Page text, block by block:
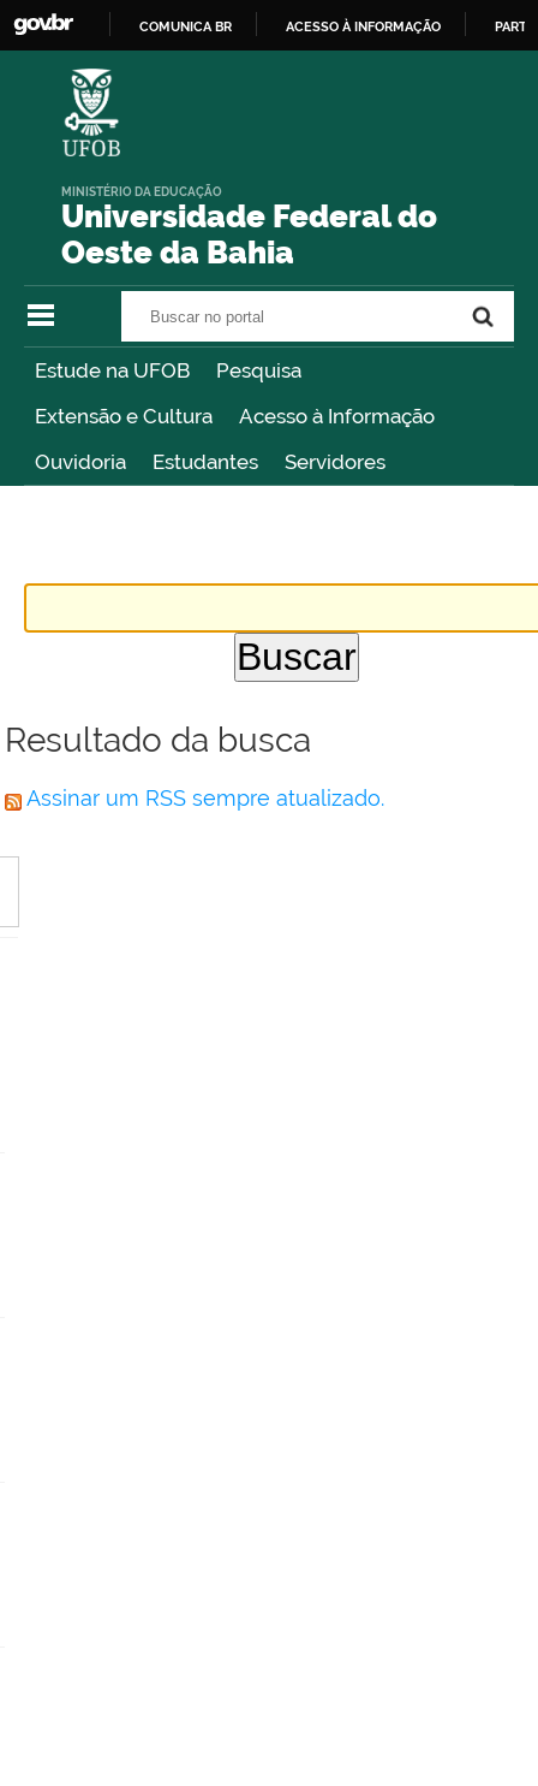
COMUNICA BR ACESSO À INFORMAÇÃO
Universidade Federal do
Oeste da Bahia
MINISTÉRIO DA EDUCAÇÃO
Estude na UFOB
Pesquisa
Extensão e Cultura
Acesso à Informação
Ouvidoria
Estudantes Servidores
Resultado da busca
Assinar um RSS sempre atualizado.